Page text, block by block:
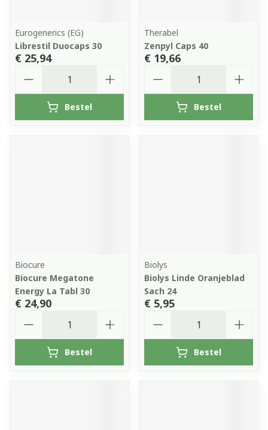
Eurogenerics (EG)
Librestil Duocaps 30
€ 25,94
Bestel
Therabel
Zenpyl Caps 40
€ 19,66
Bestel
Biocure
Biocure Megatone
Energy La Tabl 30
€ 24,90
Bestel
Biolys
Biolys Linde Oranjeblad
Sach 24
€ 5,95
Bestel